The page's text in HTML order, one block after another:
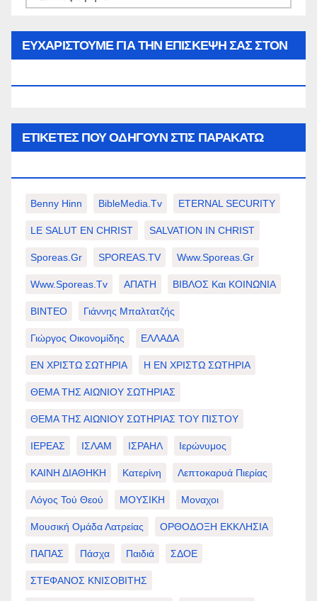
ΕΥΧΑΡΙΣΤΟΥΜΕ ΓΙΑ ΤΗΝ ΕΠΙΣΚΕΨΗ ΣΑΣ ΣΤΟΝ
ΕΤΙΚΈΤΕΣ ΠΟΥ ΟΔΗΓΟΎΝ ΣΤΙΣ ΠΑΡΑΚΆΤΩ
Benny Hinn BibleMedia.tv ETERNAL SECURITY
LE SALUT EN CHRIST SALVATION IN CHRIST
Sporeas.gr SPOREAS.TV Www.sporeas.gr
Www.sporeas.tv ΑΠΑΤΗ ΒΙΒΛΟΣ Και ΚΟΙΝΩΝΙΑ
ΒΙΝΤΕΟ Γιάννης Μπαλτατζής
Γιώργος Οικονομίδης ΕΛΛΑΔΑ
ΕΝ ΧΡΙΣΤΩ ΣΩΤΗΡΙΑ Η ΕΝ ΧΡΙΣΤΩ ΣΩΤΗΡΙΑ
ΘΕΜΑ ΤΗΣ ΑΙΩΝΙΟΥ ΣΩΤΗΡΙΑΣ
ΘΕΜΑ ΤΗΣ ΑΙΩΝΙΟΥ ΣΩΤΗΡΙΑΣ ΤΟΥ ΠΙΣΤΟΥ
ΙΕΡΕΑΣ ΙΣΛΑΜ ΙΣΡΑΗΛ Ιερώνυμος
ΚΑΙΝΗ ΔΙΑΘΗΚΗ Κατερίνη Λεπτοκαρυά Πιερίας
Λόγος Τού Θεού ΜΟΥΣΙΚΗ Μοναχοι
Μουσική Ομάδα Λατρείας ΟΡΘΟΔΟΞΗ ΕΚΚΛΗΣΙΑ
ΠΑΠΑΣ Πάσχα Παιδιά ΣΔΟΕ
ΣΤΕΦΑΝΟΣ ΚΝΙΣΟΒΙΤΗΣ